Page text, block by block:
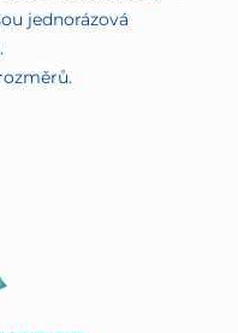
jednorázová